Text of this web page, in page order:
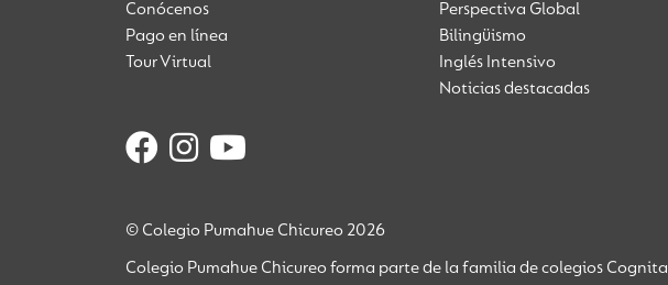
Conócenos
Pago en línea
Tour Virtual
Perspectiva Global
Bilingüismo
Inglés Intensivo
Noticias destacadas
© Colegio Pumahue Chicureo 2026
Colegio Pumahue Chicureo forma parte de la familia de colegios Cognita